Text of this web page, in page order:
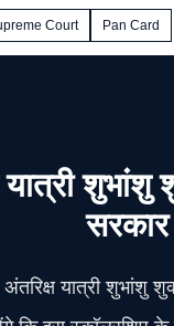
Court Pan Card
शुभांशु
सरकार
यात्री